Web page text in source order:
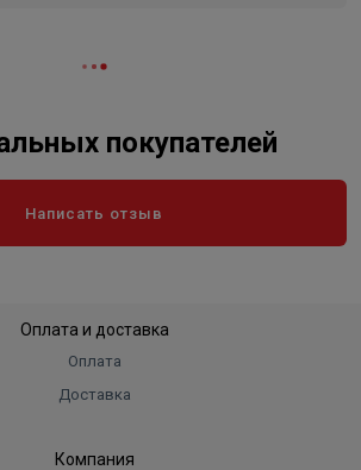
покупателей
Написать отзыв
Оплата и доставка
Оплата
Доставка
Компания